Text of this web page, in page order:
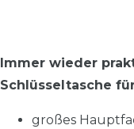
Immer wieder
Schlüsseltasche
großes